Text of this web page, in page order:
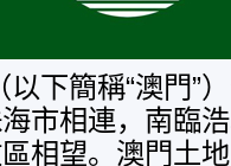
下簡稱“澳門”
市相連，南臨
相望。澳門土